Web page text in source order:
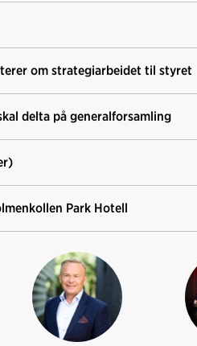
om strategiarbeidet til styret
delta på generalforsamling
Park Hotell